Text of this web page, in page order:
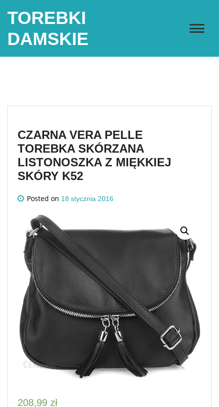
TOREBKI
DAMSKIE
CZARNA VERA PELLE
TOREBKA SKÓRZANA
LISTONOSZKA Z MIĘKKIEJ
SKÓRY K52
Posted on 18 stycznia 2016
208,99 zł